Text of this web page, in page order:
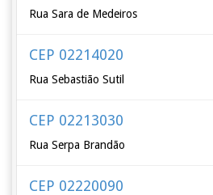
Rua Sara de Medeiros
CEP 02214020
Rua Sebastião Sutil
CEP 02213030
Rua Serpa Brandão
CEP 02220090